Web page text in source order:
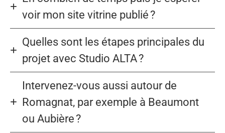
voir mon site vitrine publié ?
Quelles sont les étapes principales du
projet avec Studio ALTA ?
Intervenez-vous aussi autour de
Romagnat, par exemple à Beaumont
ou Aubière ?